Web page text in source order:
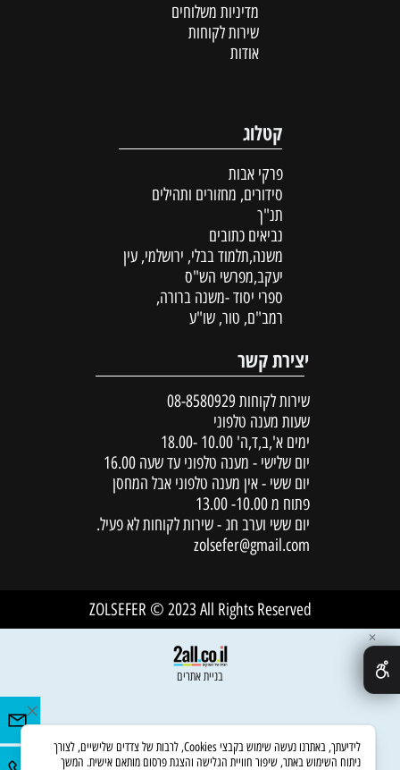
מדיניות משלוחים
שירות לקוחות
אודות
קטלוג
פרקי אבות
סידורים, מחזורים ותהילים
תנ"ך
נביאים כתובים
משנה,תלמוד בבלי, ירושלמי, עין
יעקב,מפרשי הש"ס
ספרי יסוד -משנה ברורה,
רמב"ם, טור, שו"ע
יצירת קשר
שירות לקוחות 08-8580929
שעות מענה טלפוני
ימים א',ב,ד,ה' 10.00 -18.00
יום שלישי - מענה טלפוני עד שעה 16.00
יום ששי - אין מענה טלפוני אבל המחסן
פתוח מ 10.00- 13.00
יום ששי וערב חג - שירות לקוחות לא פעיל.
zolsefer@gmail.com
ZOLSEFER © 2023 All Rights Reserved
בניית אתרים
✕
לידיעתך, באתרנו נעשה שימוש בקבצי Cookies, לרבות של צדדים שלישיים, לצורך
ניתוח השימוש באתר, שיפור חוויית הגלישה והצגת פרסום מותאם אישית. המשך